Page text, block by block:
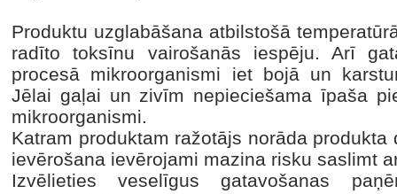
Produktu uzglabāšana atbilstošā
radīto toksīnu vairošanās iespēju. Arī
procesā mikroorganismi iet bojā un
Jēlai gaļai un zivīm nepieciešama īpaša
mikroorganismi.
Katram produktam ražotājs norāda
ievērošana ievērojami mazina risku saslimt
Izvēlieties veselīgus gatavošanas